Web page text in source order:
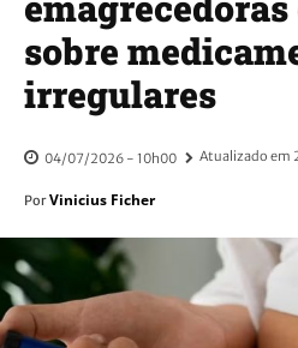
sobre
irregulares
04/07/2026 - 10h00 Atualizado em
Por Vinicius Ficher